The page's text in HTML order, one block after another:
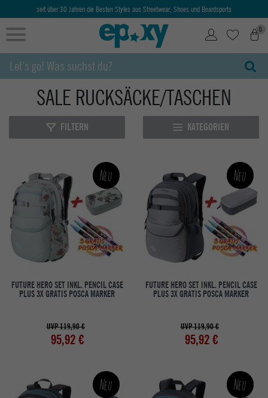
seit über 30 Jahren die Besten Styles aus Streetwear, Shoes und Boardsports
0
SALE RUCKSÄCKE/TASCHEN
FILTERN KATEGORIEN
Neu
FUTURE HERO SET INKL. PENCIL CASE
PLUS 3X GRATIS POSCA MARKER
UVP 119,90 €
95,92 €
Neu
FUTURE HERO SET INKL. PENCIL CASE
PLUS 3X GRATIS POSCA MARKER
UVP 119,90 €
95,92 €
Neu Neu